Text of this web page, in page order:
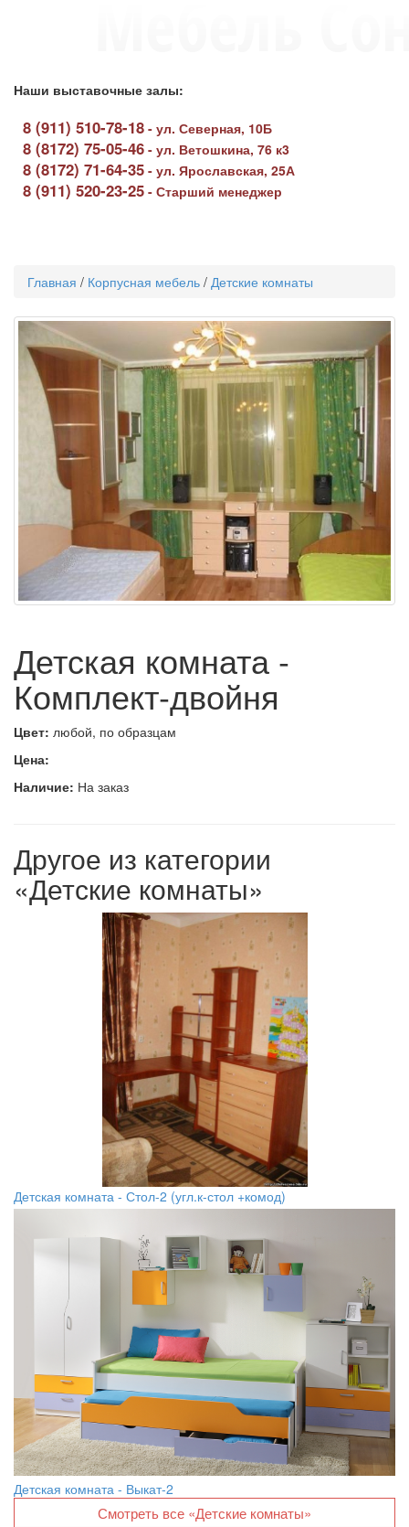
Наши выставочные залы:
8 (911) 510-78-18 - ул. Северная, 10Б
8 (8172) 75-05-46 - ул. Ветошкина, 76 к3
8 (8172) 71-64-35 - ул. Ярославская, 25А
8 (911) 520-23-25 - Старший менеджер
Главная / Корпусная мебель / Детские комнаты
Детская комната -
Комплект-двойня
Цвет: любой, по образцам
Цена:
Наличие: На заказ
Другое из категории
«Детские комнаты»
Детская комната - Стол-2 (угл.к-стол +комод)
Детская комната - Выкат-2
Смотреть все «Детские комнаты»